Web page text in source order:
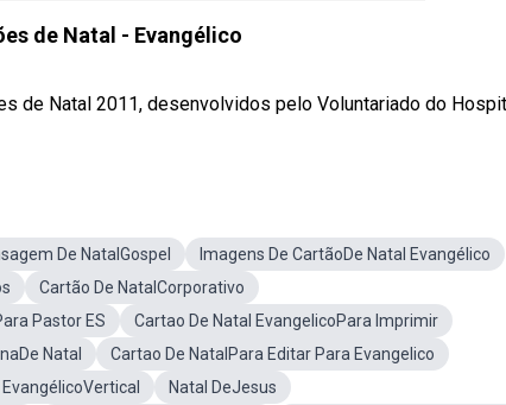
de Natal - Evangélico
de Natal 2011, desenvolvidos pelo Voluntariado do
De NatalGospel
Imagens De CartãoDe Natal Evangélico
Cartão De NatalCorporativo
Pastor ES
Cartao De Natal EvangelicoPara Imprimir
Natal
Cartao De NatalPara Editar Para Evangelico
Natal DeJesus